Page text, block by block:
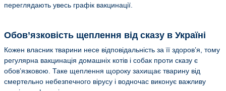
переглядають увесь графік вакцинації.
Обов’язковість щеплення від сказу в Україні
Кожен власник тварини несе відповідальність за її здоров’я, тому
регулярна вакцинація домашніх котів і собак проти сказу є
обов’язковою. Таке щеплення щороку захищає тварину від
смертельно небезпечного вірусу і водночас виконує важливу